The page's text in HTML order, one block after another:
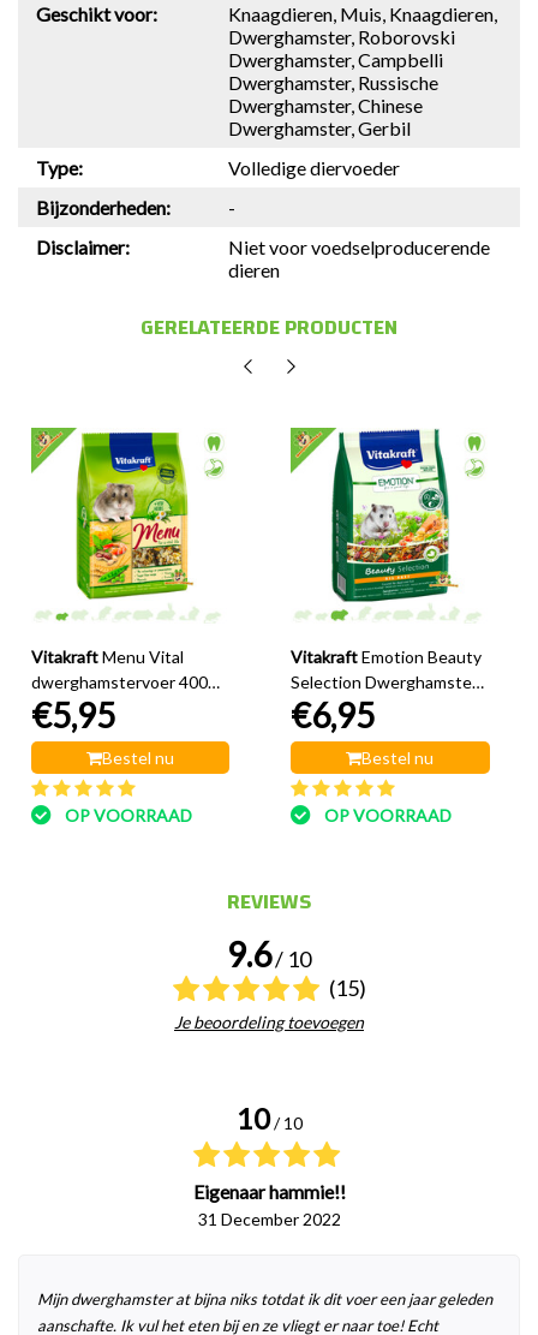
Geschikt voor:
Knaagdieren, Muis, Knaagdieren,
Dwerghamster, Roborovski
Dwerghamster, Campbelli
Dwerghamster, Russische
Dwerghamster, Chinese
Dwerghamster, Gerbil
Type:
Volledige diervoeder
Bijzonderheden:
-
Disclaimer:
Niet voor voedselproducerende
dieren
GERELATEERDE PRODUCTEN
Vitakraft Menu Vital
dwerghamstervoer 400
gram
€5,95
Bestel nu
OP VOORRAAD
VitakraftEmotion Beauty
Selection Dwerghamster
300 gram
€6,95
Bestel nu
OP VOORRAAD
REVIEWS
9.6/ 10
(15)
Je beoordeling toevoegen
10 / 10
Eigenaar hammie!!
31 December 2022
Mijn dwerghamster at bijna niks totdat ik dit voer een jaar geleden
aanschafte. Ik vul het eten bij en ze vliegt er naar toe! Echt